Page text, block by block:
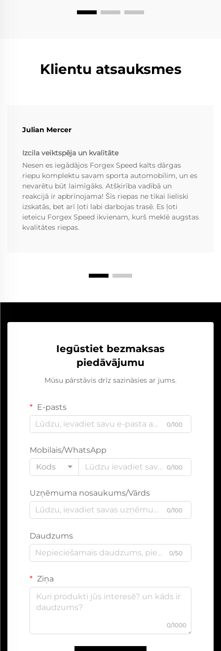
Klientu atsauksmes
Julian Mercer
Izcila veiktspēja un kvalitāte
Nesen es iegādājos Forgex Speed kalts dārgas
riepu komplektu savam sporta automobilim, un es
nevarētu būt laimīgāks. Atšķirība vadībā un
reakcijā ir apbrīnojama! Šīs riepas ne tikai lieliski
izskatās, bet arī ļoti labi darbojas trasē. Es ļoti
ieteicu Forgex Speed ikvienam, kurš meklē augstas
kvalitātes riepas.
Iegūstiet bezmaksas
piedāvājumu
Mūsu pārstāvis drīz sazināsies ar jums.
E-pasts
0/100
Mobilais/WhatsApp
Kods
0/100
Uzņēmuma nosaukums/Vārds
0/100
Daudzums
0/50
Ziņa
0/1000